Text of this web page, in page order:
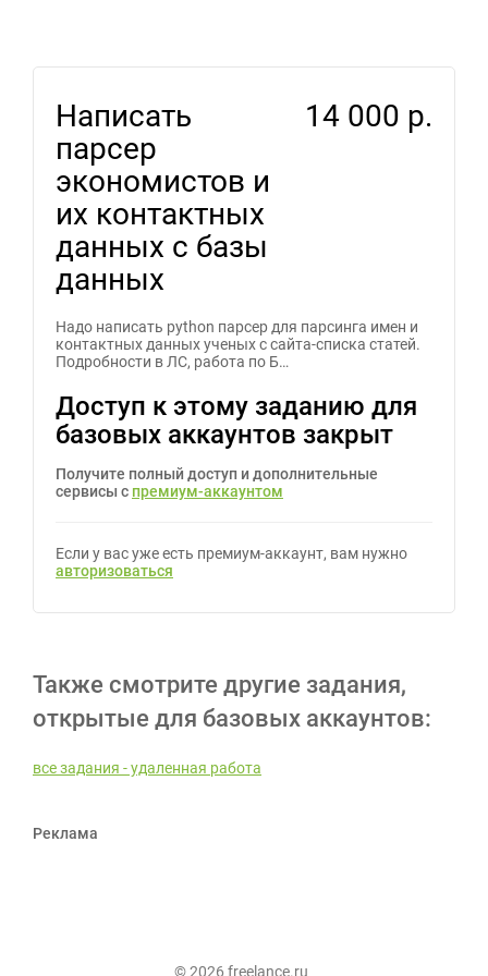
Написать
парсер
экономистов и
их контактных
данных с базы
данных
14 000 р.
Надо написать python парсер для парсинга имен и
контактных данных ученых с сайта-списка статей.
Подробности в ЛС, работа по Б…
Доступ к этому заданию для
базовых аккаунтов закрыт
Получите полный доступ и дополнительные
сервисы с премиум-аккаунтом
Если у вас уже есть премиум-аккаунт, вам нужно
авторизоваться
Также смотрите другие задания,
открытые для базовых аккаунтов:
все задания - удаленная работа
Реклама
© 2026 freelance.ru